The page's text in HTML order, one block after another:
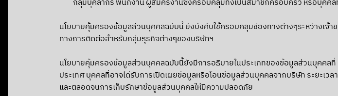
กลุ่มบุคลากร พนักงาน ผู้สมัครงานซึ่งครอบคลุมทั้งเป็นสมาชิกครอบครัว หรือบุคคล
นโยบายคุ้มครองข้อมูลส่วนบุคคลฉบับนี้ ยังบังคับใช้ครอบคลุมช่องทางต่างๆระหว่างเจ้า
ทางการติดต่อสำหรับกลุ่มธุรกิจต่างๆของบริษัทฯ
นโยบายคุ้มครองข้อมูลส่วนบุคคลฉบับนี้ยังมีการอธิบายในประเภทของข้อมูลส่วนบุคคลที่
ประเทศ บุคคลที่อาจได้รับการเปิดเผยข้อมูลหรือโอนข้อมูลส่วนบุคคลจากบริษัท ระยะเ
และตลอดจนการเก็บรักษาข้อมูลส่วนบุคคลให้มีความปลอดภัย